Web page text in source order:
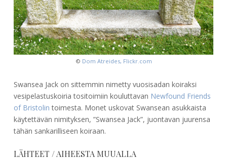
© Dom Atreides, Flickr.com
Swansea Jack on sittemmin nimetty vuosisadan koiraksi
vesipelastuskoiria tositoimiin kouluttavan Newfound Friends
of Bristolin toimesta. Monet uskovat Swansean asukkaista
käytettävän nimityksen, ”Swansea Jack”, juontavan juurensa
tähän sankarilliseen koiraan.
LÄHTEET / AIHEESTA MUUALLA